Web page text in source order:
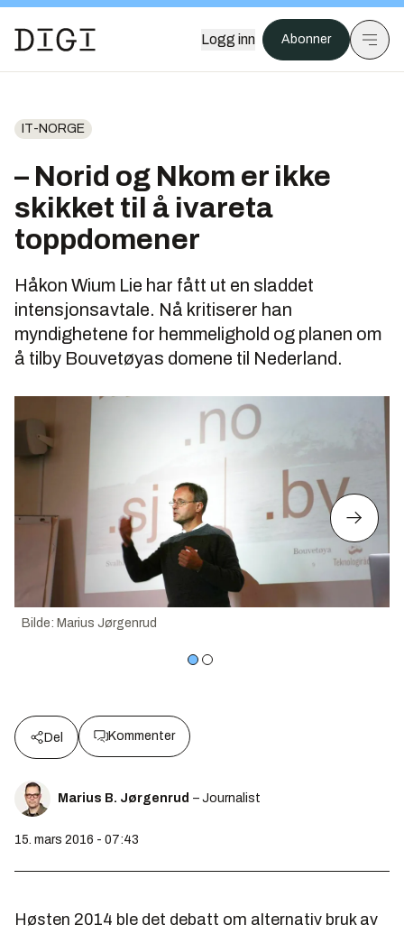
Logg inn Abonner
IT-NORGE
– Norid og Nkom er ikke
skikket til å ivareta
toppdomener
Håkon Wium Lie har fått ut en sladdet
intensjonsavtale. Nå kritiserer han
myndighetene for hemmelighold og planen om
å tilby Bouvetøyas domene til Nederland.
Bilde: Marius Jørgenrud
Del Kommenter
Marius B. Jørgenrud – Journalist
15. mars 2016 - 07:43
Høsten 2014 ble det debatt om alternativ bruk av